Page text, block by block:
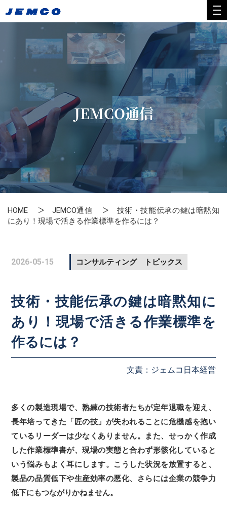
JEMCO通信
HOME JEMCO通信
技術・技能伝承の鍵は暗黙知
にあり！現場で活きる作業標準を作るには？
2026-05-15 コンサルティング トピックス
技術・技能伝承の鍵は暗黙知に
あり！現場で活きる作業標準を
作るには？
文責：ジェムコ日本経営
多くの製造現場で、熟練の技術者たちが定年退職を迎え、
長年培ってきた「匠の技」が失われることに危機感を抱い
ているリーダーは少なくありません。また、せっかく作成
した作業標準書が、現場の実態と合わず形骸化していると
いう悩みもよく耳にします。こうした状況を放置すると、
製品の品質低下や生産効率の悪化、さらには企業の競争力
低下にもつながりかねません。